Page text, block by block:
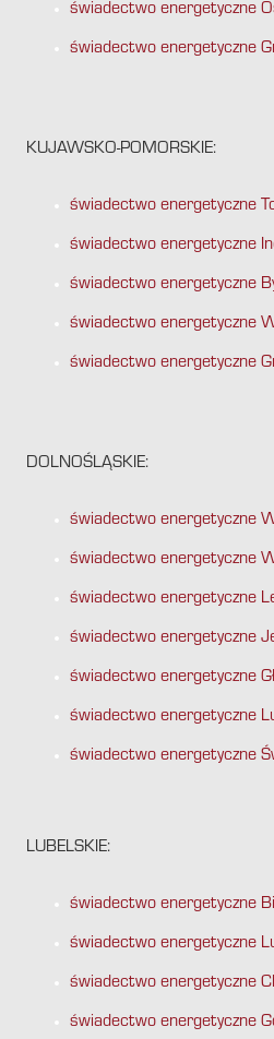
świadectwo energetyczne
świadectwo energetyczne
KUJAWSKO-POMORSKIE:
świadectwo energetyczne
świadectwo energetyczne
świadectwo energetyczne
świadectwo energetyczne
świadectwo energetyczne
DOLNOŚLĄSKIE:
świadectwo energetyczne
świadectwo energetyczne
świadectwo energetyczne
świadectwo energetyczne
świadectwo energetyczne
świadectwo energetyczne
świadectwo energetyczne
LUBELSKIE:
świadectwo energetyczne
świadectwo energetyczne
świadectwo energetyczne
świadectwo energetyczne